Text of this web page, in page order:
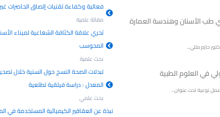
طب الأسنان وهندسة العمارة
حازم مللي...
في العلوم الطبية
نوعية تحت عنوان...
فعالية وكفاءة تقنيات إلصاق الحاصرات
مقالة علمية
تحري علاقة الكثافة الشعاعية لميناء
المحوسب
بحث علمية
تبدلات الصحة النسج حول السنية خلال
المعدل : دراسة فيلقية تطلعية
بحث علمي
نبذة عن العقاقير الكيميائية المستخدمة في